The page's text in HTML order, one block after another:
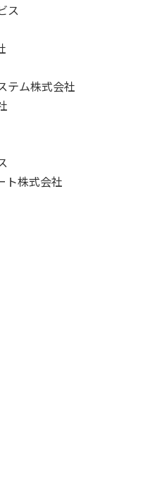
ス
テム株式会社
ト株式会社